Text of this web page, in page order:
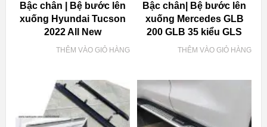
Bậc chân | Bệ bước lên
xuống Hyundai Tucson
2022 All New
THÊM VÀO GIỎ HÀNG
Bậc chân| Bệ bước lên
xuống Mercedes GLB
200 GLB 35 kiểu GLS
THÊM VÀO GIỎ HÀNG